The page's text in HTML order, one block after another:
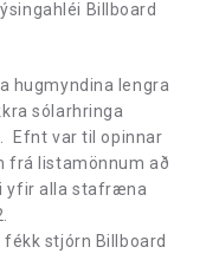
Billboard
hugmyndina lengra
sólarhringa
Efnt var til opinnar
frá listamönnum að
yfir alla stafræna
stjórn Billboard